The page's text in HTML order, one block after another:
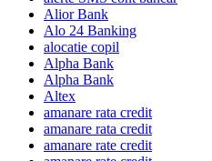
Alior Bank
Alo 24 Banking
alocatie copil
Alpha Bank
Alpha Bank
Altex
amanare rata credit
amanare rata credit
amanare rate credit